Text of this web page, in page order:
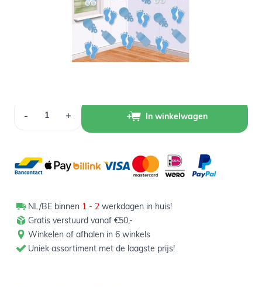
Op voorraad
Verpakt per 6 stuks
- + In winkelwagen
NL/BE binnen 1 - 2 werkdagen in huis!
Gratis verstuurd vanaf €50,-
Winkelen of afhalen in 6 winkels
Uniek assortiment met de laagste prijs!